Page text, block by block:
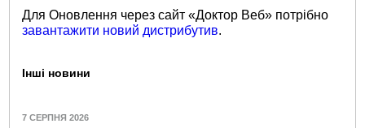
Для Оновлення через сайт «Доктор Веб» потрібно
завантажити новий дистрибутив.
Інші новини
7 СЕРПНЯ 2026